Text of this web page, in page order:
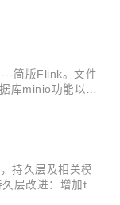
配置中心支
数据源停止异
api即可恢复正常
基础框架改
简版Flink。文件
库minio功能以及
架中部分缓存功
将文件写入oss
数据生成文
大数据量excel文
持久层及相关模
层改进：增加td